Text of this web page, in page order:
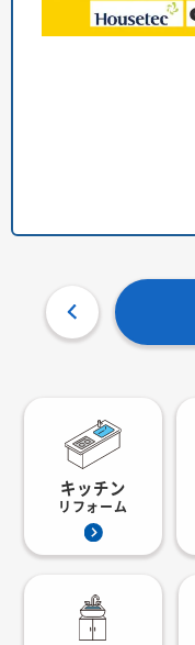
キッチン
リフォーム